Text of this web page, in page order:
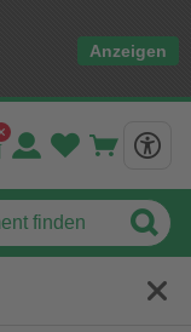
Anzeigen